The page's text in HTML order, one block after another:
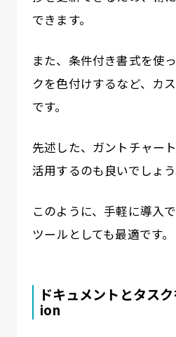
できます。
また、条件付き書式を使
クを色付けするなど、カ
です。
先述した、ガントチャー
活用するのも良いでしょう
このように、手軽に導入
ツールとしても最適です。
ドキュメントとタス
ion